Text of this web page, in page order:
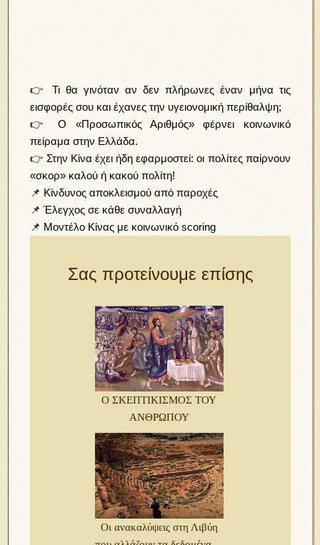
👉 Τι θα γινόταν αν δεν πλήρωνες έναν μήνα τις
εισφορές σου και έχανες την υγειονομική περίθαλψη;
👉 Ο «Προσωπικός Αριθμός» φέρνει κοινωνικό
πείραμα στην Ελλάδα.
👉 Στην Κίνα έχει ήδη εφαρμοστεί: οι πολίτες παίρνουν
«σκορ» καλού ή κακού πολίτη!
📌 Κίνδυνος αποκλεισμού από παροχές
📌 Έλεγχος σε κάθε συναλλαγή
📌 Μοντέλο Κίνας με κοινωνικό scoring
Σας προτείνουμε επίσης
Ο ΣΚΕΠΤΙΚΙΣΜΟΣ ΤΟΥ
ΑΝΘΡΩΠΟΥ
Οι ανακαλύψεις στη Λιβύη